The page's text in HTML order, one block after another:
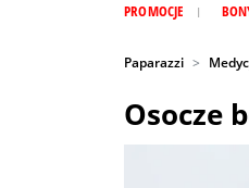
PROMOCJE
Paparazzi
Osocze